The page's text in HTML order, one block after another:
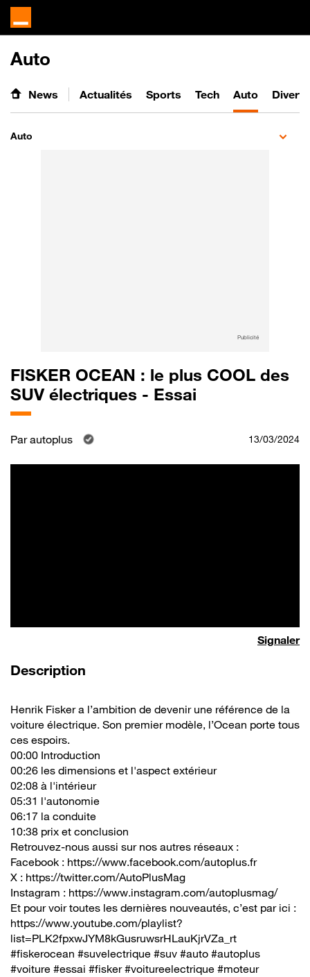
Auto
News Actualités Sports Tech Auto
Auto
Publicité
FISKER OCEAN : le plus COOL des
SUV électriques - Essai
Parautoplus 13/03/2024
Signaler
Description
Henrik Fisker a l’ambition de devenir une référence de la
voiture électrique. Son premier modèle, l’Ocean porte tous
ces espoirs.
00:00 Introduction
00:26 les dimensions et l'aspect extérieur
02:08 à l'intérieur
05:31 l'autonomie
06:17 la conduite
10:38 prix et conclusion
Retrouvez-nous aussi sur nos autres réseaux :
Facebook : https://www.facebook.com/autoplus.fr
X : https://twitter.com/AutoPlusMag
Instagram : https://www.instagram.com/autoplusmag/
Et pour voir toutes les dernières nouveautés, c’est par ici :
https://www.youtube.com/playlist?
list=PLK2fpxwJYM8kGusruwsrHLauKjrVZa_rt
#fiskerocean #suvelectrique #suv #auto #autoplus
#voiture #essai #fisker #voitureelectrique #moteur